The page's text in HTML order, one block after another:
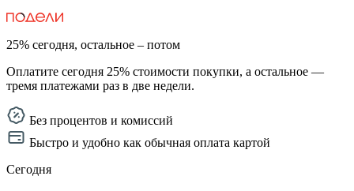
25% сегодня, остальное – потом
Оплатите сегодня 25% стоимости покупки, а остальное —
тремя платежами раз в две недели.
Без процентов и комиссий
Быстро и удобно как обычная оплата картой
Сегодня